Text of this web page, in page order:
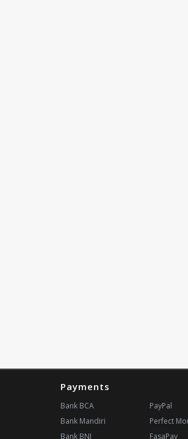
Payments
Bank BCA
Bank Mandiri
Bank BNI
PayPal
Perfect
FasaPay